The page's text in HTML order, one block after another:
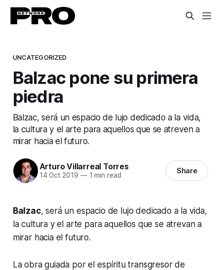
UNCATEGORIZED
Balzac pone su primera
piedra
Balzac, será un espacio de lujo dedicado a la vida,
la cultura y el arte para aquellos que se atreven a
mirar hacia el futuro.
Arturo Villarreal Torres
14 Oct 2019 —1 min read Share
Balzac, será un espacio de lujo dedicado a la vida,
la cultura y el arte para aquellos que se atrevan a
mirar hacia el futuro.
La obra guiada por el espíritu transgresor de